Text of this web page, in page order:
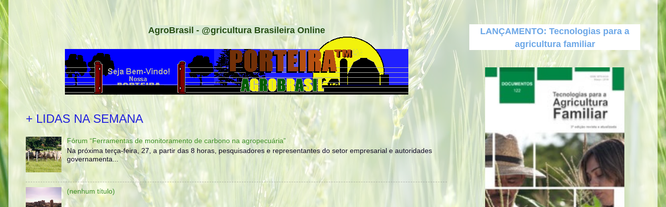
AgroBrasil - @gricultura Brasileira Online
+ LIDAS NA SEMANA
Fórum “Ferramentas de monitoramento de carbono na agropecuária”
Na próxima terça-feira, 27, a partir das 8 horas, pesquisadores e representantes do setor empresarial e autoridades
governamenta...
(nenhum título)
LANÇAMENTO: Tecnologias para a
agricultura familiar